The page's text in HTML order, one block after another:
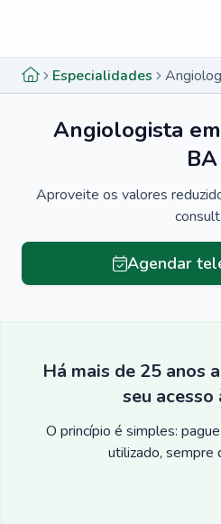
Especialidades
Angiologista
BA
Aproveite os valores
Agendar
Há mais de 25 anos
seu acesso
O princípio é simples:
utilizado, sempre